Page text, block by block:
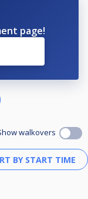
tilby baguetter,
trakter for kr.50.
mineralvann kommer
pga lite påmelding.)
page!
walkovers